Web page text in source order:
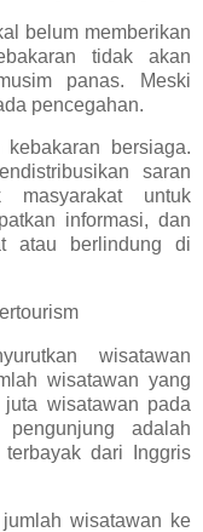
belum memberikan
tidak akan
panas. Meski
pencegahan.
bersiaga.
saran
masyarakat untuk
informasi, dan
atau berlindung di
wisatawan
wisatawan yang
wisatawan pada
adalah
dari Inggris
wisatawan ke